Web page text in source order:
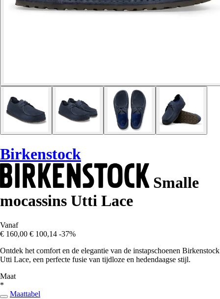
Birkenstock
Smalle
mocassins Utti Lace
Vanaf
€ 160,00 € 100,14 -37%
Ontdek het comfort en de elegantie van de instapschoenen Birkenstock
Utti Lace, een perfecte fusie van tijdloze en hedendaagse stijl.
Maat
*
Maattabel